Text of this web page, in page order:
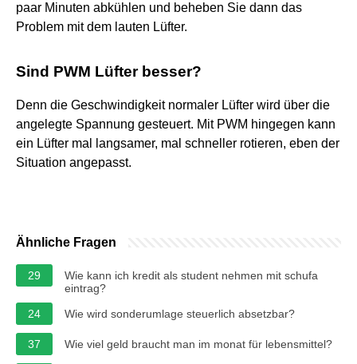
paar Minuten abkühlen und beheben Sie dann das
Problem mit dem lauten Lüfter.
Sind PWM Lüfter besser?
Denn die Geschwindigkeit normaler Lüfter wird über die
angelegte Spannung gesteuert. Mit PWM hingegen kann
ein Lüfter mal langsamer, mal schneller rotieren, eben der
Situation angepasst.
Ähnliche Fragen
29
Wie kann ich kredit als student nehmen mit schufa
eintrag?
24
Wie wird sonderumlage steuerlich absetzbar?
37 Wie viel geld braucht man im monat für lebensmittel?